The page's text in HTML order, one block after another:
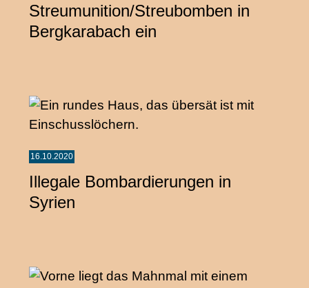
Streumunition/Streubomben in
Bergkarabach ein
16.10.2020
Illegale Bombardierungen in
Syrien